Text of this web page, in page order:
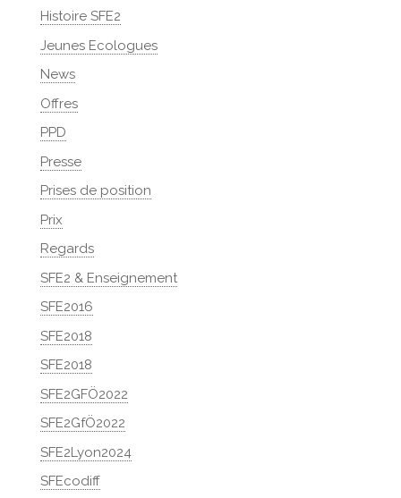
Histoire SFE2
Jeunes Ecologues
News
Offres
PPD
Presse
Prises de position
Prix
Regards
SFE2 & Enseignement
SFE2016
SFE2018
SFE2018
SFE2GFÖ2022
SFE2GfÖ2022
SFE2Lyon2024
SFEcodiff